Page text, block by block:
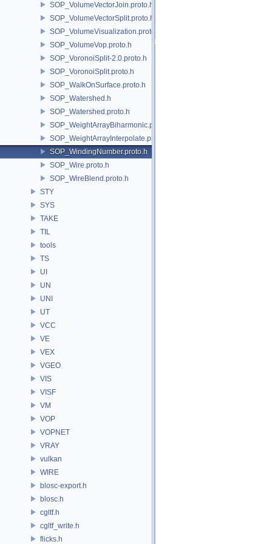
SOP_VolumeVectorJoin.proto.h
SOP_VolumeVectorSplit.proto.h
SOP_VolumeVisualization.proto.h
SOP_VolumeVop.proto.h
SOP_VoronoiSplit-2.0.proto.h
SOP_VoronoiSplit.proto.h
SOP_WalkOnSurface.proto.h
SOP_Watershed.h
SOP_Watershed.proto.h
SOP_WeightArrayBiharmonic.proto.h
SOP_WeightArrayInterpolate.proto.h
SOP_WindingNumber.proto.h
SOP_Wire.proto.h
SOP_WireBlend.proto.h
STY
SYS
TAKE
TIL
tools
TS
UI
UN
UNI
UT
VCC
VE
VEX
VGEO
VIS
VISF
VM
VOP
VOPNET
VRAY
vulkan
WIRE
blosc-export.h
blosc.h
cgltf.h
cgltf_write.h
flicks.h